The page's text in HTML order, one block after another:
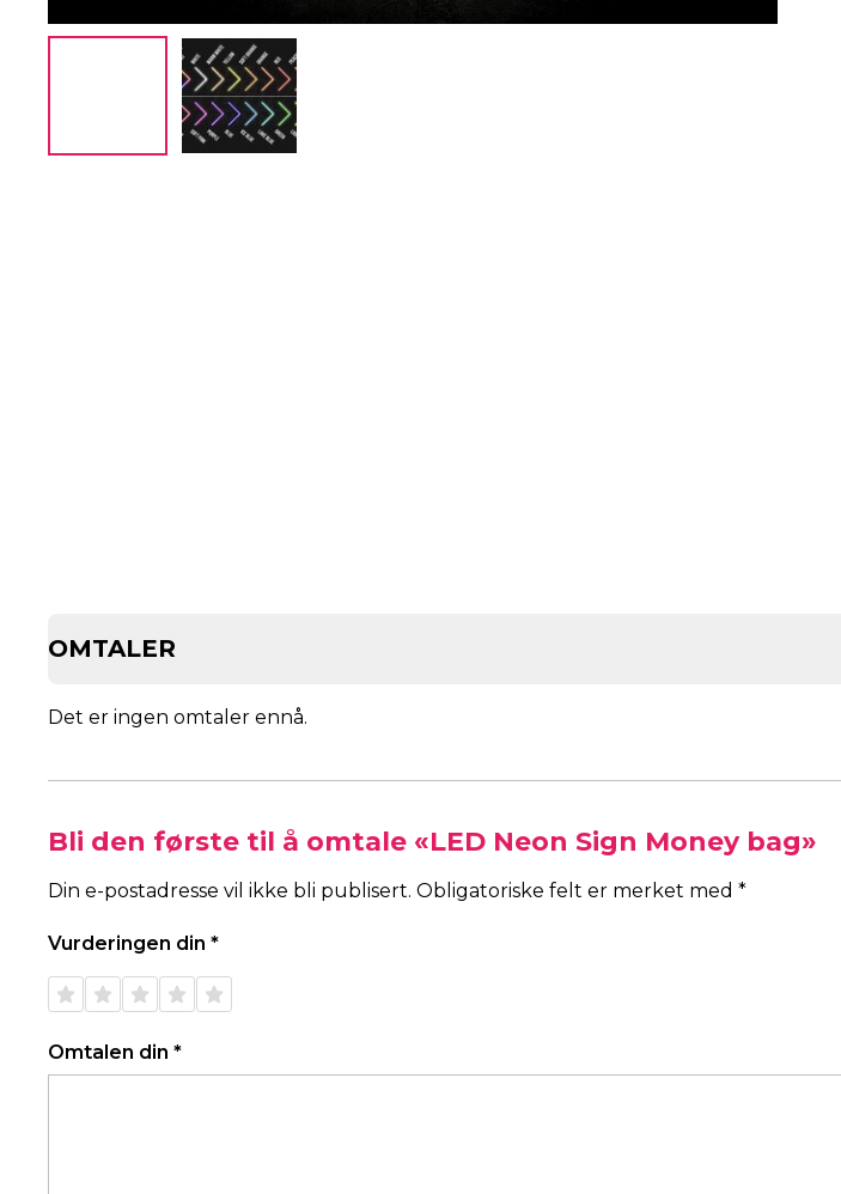
OMTALER
Det er ingen omtaler ennå.
Bli den første til å omtale «LED Neon Sign Money bag»
Din e-postadresse vil ikke bli publisert. Obligatoriske felt er merket med *
Vurderingen din *
1 av 5
stjerner
2 av 5
stjerner
3 av 5
stjerner
4 av 5
stjerner
5 av 5
stjerner
Omtalen din *